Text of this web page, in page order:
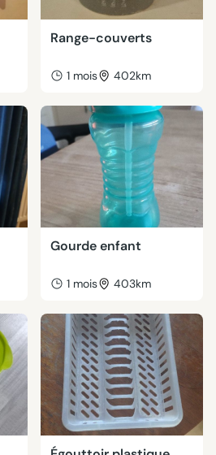
Range-couverts
1 mois 402km
Gourde enfant
1 mois 403km